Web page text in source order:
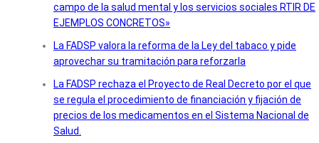
campo de la salud mental y los servicios sociales RTIR DE
EJEMPLOS CONCRETOS»
La FADSP valora la reforma de la Ley del tabaco y pide
aprovechar su tramitación para reforzarla
La FADSP rechaza el Proyecto de Real Decreto por el que
se regula el procedimiento de financiación y fijación de
precios de los medicamentos en el Sistema Nacional de
Salud.